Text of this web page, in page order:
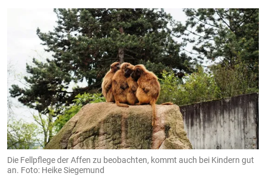
Die Fellpflege der Affen zu beobachten, kommt auch bei Kindern gut
an. Foto: Heike Siegemund